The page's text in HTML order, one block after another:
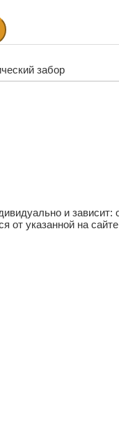
забор
и
от указанной на